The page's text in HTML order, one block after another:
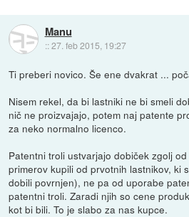
Manu
::27. feb 2015, 19:27
Ti preberi novico. Še ene dvakrat ...
Nisem rekel, da bi lastniki ne bi smeli
nič ne proizvajajo, potem naj patente
za neko normalno licenco.
Patentni troli ustvarjajo dobiček zgolj
primerov kupili od prvotnih lastnikov, ki
dobili povrnjen), ne pa od uporabe
patentni troli. Zaradi njih so cene
kot bi bili. To je slabo za nas kupce.